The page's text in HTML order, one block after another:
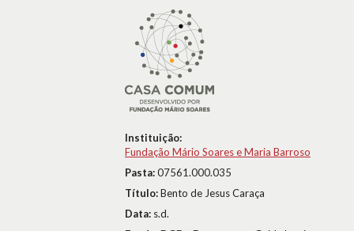
Instituição:
Fundação Mário Soares e Maria Barroso
Pasta:07561.000.035
Título:Bento de Jesus Caraça
Data: s.d.